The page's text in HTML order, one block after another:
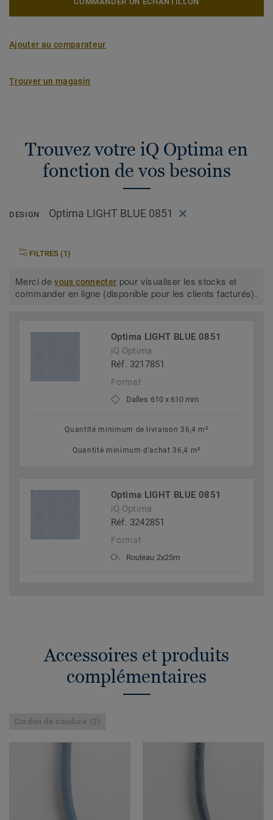
Ajouter au comparateur
Trouver un magasin
Trouvez votre iQ Optima en
fonction de vos besoins
DESIGN Optima LIGHT BLUE 0851
FILTRES (1)
Merci devous connecter pour visualiser les stocks et
commander en ligne (disponible pour les clients facturés).
Optima LIGHT BLUE 0851
iQ Optima
Réf. 3217851
Format
Dalles 610 x 610 mm
Quantité minimum de livraison 36,4 m²
Quantité minimum d'achat 36,4 m²
Optima LIGHT BLUE 0851
iQ Optima
Réf. 3242851
Format
Rouleau 2x25m
Accessoires et produits
complémentaires
Cordon de soudure (2)